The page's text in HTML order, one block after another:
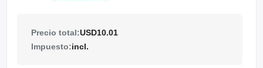
Precio total:USD10.01
Impuesto:incl.